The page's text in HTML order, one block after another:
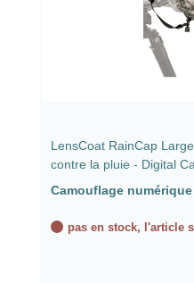
LensCoat RainCap
contre la pluie - Digital
Camouflage numérique
pas en stock, l'article